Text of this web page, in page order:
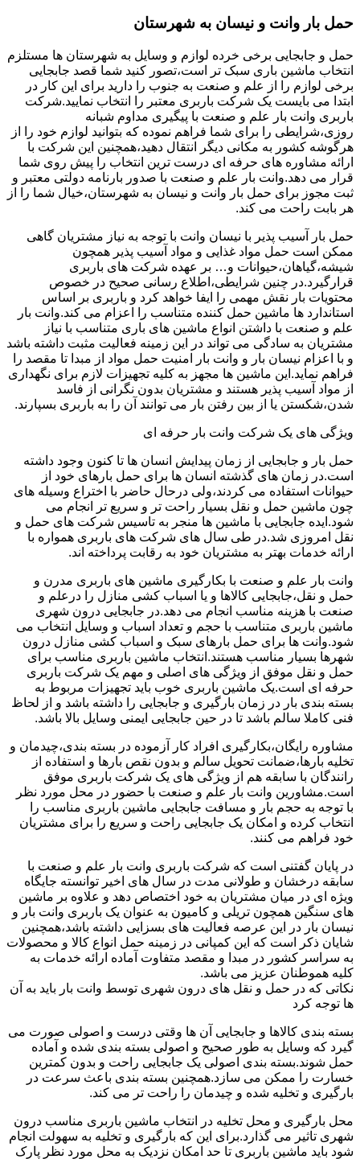
حمل بار وانت و نیسان به شهرستان
حمل و جابجایی برخی خرده لوازم و وسایل به شهرستان ها مستلزم
انتخاب ماشین باری سبک تر است،تصور کنید شما قصد جابجایی
برخی لوازم را از علم و صنعت به جنوب را دارید برای این کار در
ابتدا می بایست یک شرکت باربری معتبر را انتخاب نمایید.شرکت
باربری وانت بار علم و صنعت با پیگیری مداوم شبانه
روزی،شرایطی را برای شما فراهم نموده که بتوانید لوازم خود را از
هرگوشه کشور به مکانی دیگر انتقال دهید،همچنین این شرکت با
ارائه مشاوره های حرفه ای درست ترین انتخاب را پیش روی شما
قرار می دهد.وانت بار علم و صنعت با صدور بارنامه دولتی معتبر و
ثبت مجوز برای حمل بار وانت و نیسان به شهرستان،خیال شما را از
هر بابت راحت می کند.
حمل بار آسیب پذیر با نیسان وانت با توجه به نیاز مشتریان گاهی
ممکن است حمل مواد غذایی و مواد آسیب پذیر همچون
شیشه،گیاهان،حیوانات و… بر عهده شرکت های باربری
قرارگیرد.در چنین شرایطی،اطلاع رسانی صحیح در خصوص
محتویات بار نقش مهمی را ایفا خواهد کرد و باربری بر اساس
استاندارد ها ماشین حمل کننده متناسب را اعزام می کند.وانت بار
علم و صنعت با داشتن انواع ماشین های باری متناسب با نیاز
مشتریان به سادگی می تواند در این زمینه فعالیت مثبت داشته باشد
و با اعزام نیسان بار و وانت بار امنیت حمل مواد از مبدا تا مقصد را
فراهم نماید.این ماشین ها مجهز به کلیه تجهیزات لازم برای نگهداری
از مواد آسیب پذیر هستند و مشتریان بدون نگرانی از فاسد
شدن،شکستن یا از بین رفتن بار می توانند آن را به باربری بسپارند.
ویژگی های یک شرکت وانت بار حرفه ای
حمل بار و جابجایی از زمان پیدایش انسان ها تا کنون وجود داشته
است.در زمان های گذشته انسان ها برای حمل بارهای خود از
حیوانات استفاده می کردند،ولی درحال حاضر با اختراع وسیله های
چون ماشین حمل و نقل بسیار راحت تر و سریع تر انجام می
شود.ایده جابجایی با ماشین ها منجر به تاسیس شرکت های حمل و
نقل امروزی شد.در طی سال های شرکت های باربری همواره با
ارائه خدمات بهتر به مشتریان خود به رقابت پرداخته اند.
وانت بار علم و صنعت با بکارگیری ماشین های باربری مدرن و
حمل و نقل،جابجایی کالاها و یا اسباب کشی منازل را درعلم و
صنعت با هزینه مناسب انجام می دهد.در جابجایی درون شهری
ماشین باربری متناسب با حجم و تعداد اسباب و وسایل انتخاب می
شود.وانت ها برای حمل بارهای سبک و اسباب کشی منازل درون
شهرها بسیار مناسب هستند.انتخاب ماشین باربری مناسب برای
حمل و نقل موفق از ویژگی های اصلی و مهم یک شرکت باربری
حرفه ای است.یک ماشین باربری خوب باید تجهیزات مربوط به
بسته بندی بار در زمان بارگیری و جابجایی را داشته باشد و از لحاظ
فنی کاملا سالم باشد تا در حین جابجایی ایمنی وسایل بالا باشد.
مشاوره رایگان،بکارگیری افراد کار آزموده در بسته بندی،چیدمان و
تخلیه بارها،ضمانت تحویل سالم و بدون نقص بارها و استفاده از
رانندگان با سابقه هم از ویژگی های یک شرکت باربری موفق
است.مشاورین وانت بار علم و صنعت با حضور در محل مورد نظر
با توجه به حجم بار و مسافت جابجایی ماشین باربری مناسب را
انتخاب کرده و امکان یک جابجایی راحت و سریع را برای مشتریان
خود فراهم می کنند.
در پایان گفتنی است که شرکت باربری وانت بار علم و صنعت با
سابقه درخشان و طولانی مدت در سال های اخیر توانسته جایگاه
ویژه ای در میان مشتریان به خود اختصاص دهد و علاوه بر ماشین
های سنگین همچون تریلی و کامیون به عنوان یک باربری وانت بار و
نیسان بار در این عرصه فعالیت های بسزایی داشته باشد،همچنین
شایان ذکر است که این کمپانی در زمینه حمل انواع کالا و محصولات
به سراسر کشور در مبدا و مقصد متفاوت آماده ارائه خدمات به
کلیه هموطنان عزیز می باشد.
نکاتی که در حمل و نقل های درون شهری توسط وانت بار باید به آن
ها توجه کرد
بسته بندی کالاها و جابجایی آن ها وقتی درست و اصولی صورت می
گیرد که وسایل به طور صحیح و اصولی بسته بندی شده و آماده
حمل شوند.بسته بندی اصولی یک جابجایی راحت و بدون کمترین
خسارت را ممکن می سازد.همچنین بسته بندی باعث سرعت در
بارگیری و تخلیه شده و چیدمان را راحت تر می کند.
محل بارگیری و محل تخلیه در انتخاب ماشین باربری مناسب درون
شهری تاثیر می گذارد.برای این که بارگیری و تخلیه به سهولت انجام
شود باید ماشین باربری تا حد امکان نزدیک به محل مورد نظر پارک